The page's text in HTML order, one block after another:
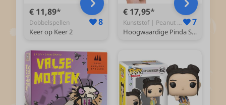
€ 11,89
Dobbelspellen 8
Keer op Keer 2
€ 17,95
Kunststof | Peanut - Squishy 7
Hoogwaardige Pinda Squishy Knijpbal | Peanut Stressbal | Anti Stress Speelgoed | Tik-Tok Fidget | Slowrising - Pinda